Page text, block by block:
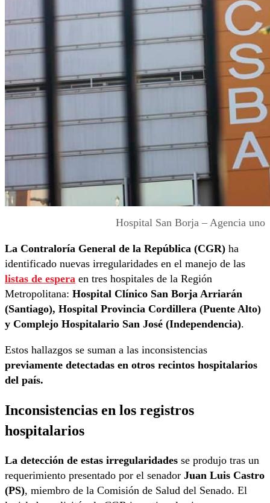
Hospital San Borja – Agencia uno
La Contraloría General de la República (CGR) ha
identificado nuevas irregularidades en el manejo de las
listas de espera en tres hospitales de la Región
Metropolitana: Hospital Clínico San Borja Arriarán
(Santiago), Hospital Provincia Cordillera (Puente Alto)
y Complejo Hospitalario San José (Independencia).
Estos hallazgos se suman a las inconsistencias
previamente detectadas en otros recintos hospitalarios
del país.
Inconsistencias en los registros
hospitalarios
La detección de estas irregularidades se produjo tras un
requerimiento presentado por el senador Juan Luis Castro
(PS), miembro de la Comisión de Salud del Senado. El